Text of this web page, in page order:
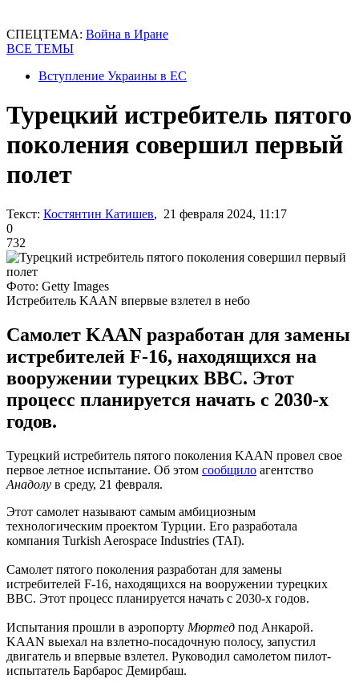
СПЕЦТЕМА: Война в Иране
ВСЕ ТЕМЫ
Вступление Украины в ЕС
Турецкий истребитель пятого
поколения совершил первый
полет
Текст: Костянтин Катишев, 21 февраля 2024, 11:17
0
732
Фото: Getty Images
Истребитель KAAN впервые взлетел в небо
Самолет KAAN разработан для замены
истребителей F-16, находящихся на
вооружении турецких ВВС. Этот
процесс планируется начать с 2030-х
годов.
Турецкий истребитель пятого поколения KAAN провел свое
первое летное испытание. Об этом сообщило агентство
Анадолу в среду, 21 февраля.
Этот самолет называют самым амбициозным
технологическим проектом Турции. Его разработала
компания Turkish Aerospace Industries (TAI).
Самолет пятого поколения разработан для замены
истребителей F-16, находящихся на вооружении турецких
ВВС. Этот процесс планируется начать с 2030-х годов.
Испытания прошли в аэропорту Мюртед под Анкарой.
KAAN выехал на взлетно-посадочную полосу, запустил
двигатель и впервые взлетел. Руководил самолетом пилот-
испытатель Барбарос Демирбаш.